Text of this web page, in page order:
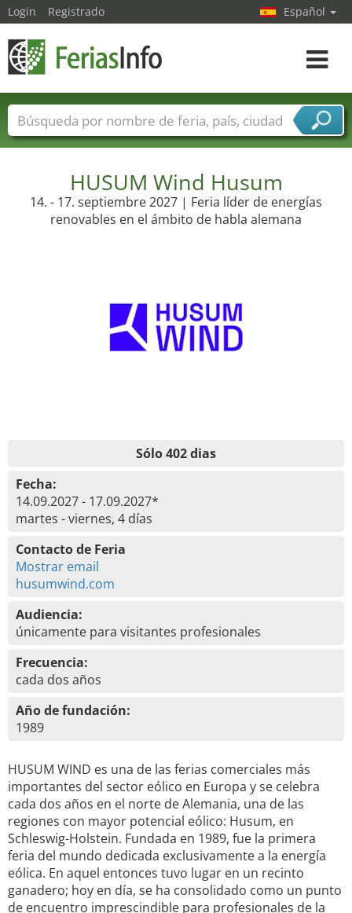
HUSUM Wind Husum
14. - 17. septiembre 2027 | Feria líder de energías
renovables en el ámbito de habla alemana
Sólo 402 dias
Fecha:
14.09.2027 - 17.09.2027*
martes - viernes, 4 días
Contacto de Feria
Mostrar email
husumwind.com
Audiencia:
únicamente para visitantes profesionales
Frecuencia:
cada dos años
Año de fundación:
1989
HUSUM WIND es una de las ferias comerciales más
importantes del sector eólico en Europa y se celebra
cada dos años en el norte de Alemania, una de las
regiones con mayor potencial eólico: Husum, en
Schleswig-Holstein. Fundada en 1989, fue la primera
feria del mundo dedicada exclusivamente a la energía
eólica. En aquel entonces tuvo lugar en un recinto
ganadero; hoy en día, se ha consolidado como un punto
de encuentro imprescindible para profesionales de la
Login Registrado Español
toggle
Nombres de ferias Países
Ciudades
Sectores de proveedor de servicios